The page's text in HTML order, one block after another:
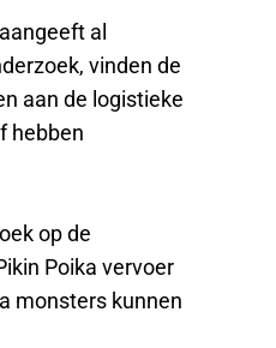
al
vinden de
aan de logistieke
hebben
op de
Poika vervoer
monsters kunnen